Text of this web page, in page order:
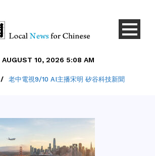
AUGUST 10, 2026 5:08 AM
/ 老中電視9/10 AI主播宋明 矽谷科技新聞